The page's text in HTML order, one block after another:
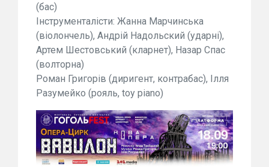
(бас)
Інструменталісти: Жанна Марчинська
(віолончель), Андрій Надольский (ударні),
Артем Шестовський (кларнет), Назар Спас
(волторна)
Роман Григорів (диригент, контрабас), Ілля
Разумейко (рояль, toy piano)